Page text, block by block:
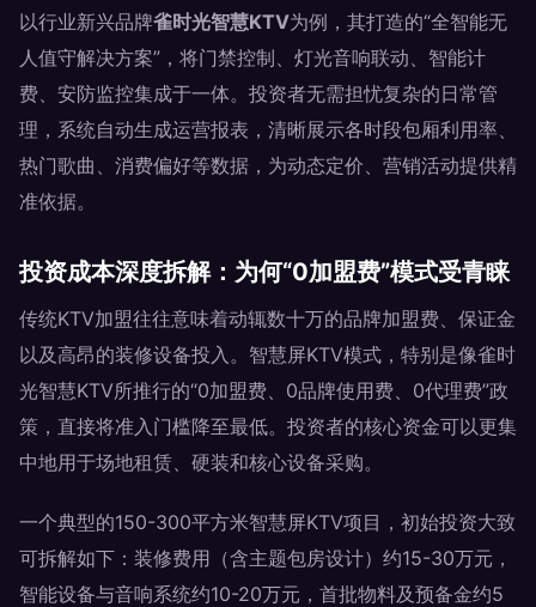
以行业新兴品牌雀时光智慧KTV为例，其打造的“全智能无
人值守解决方案”，将门禁控制、灯光音响联动、智能计
费、安防监控集成于一体。投资者无需担忧复杂的日常管
理，系统自动生成运营报表，清晰展示各时段包厢利用率、
热门歌曲、消费偏好等数据，为动态定价、营销活动提供精
准依据。
投资成本深度拆解：为何“0加盟费”模式受青睐
传统KTV加盟往往意味着动辄数十万的品牌加盟费、保证金
以及高昂的装修设备投入。智慧屏KTV模式，特别是像雀时
光智慧KTV所推行的“0加盟费、0品牌使用费、0代理费”政
策，直接将准入门槛降至最低。投资者的核心资金可以更集
中地用于场地租赁、硬装和核心设备采购。
一个典型的150-300平方米智慧屏KTV项目，初始投资大致
可拆解如下：装修费用（含主题包房设计）约15-30万元，
智能设备与音响系统约10-20万元，首批物料及预备金约5